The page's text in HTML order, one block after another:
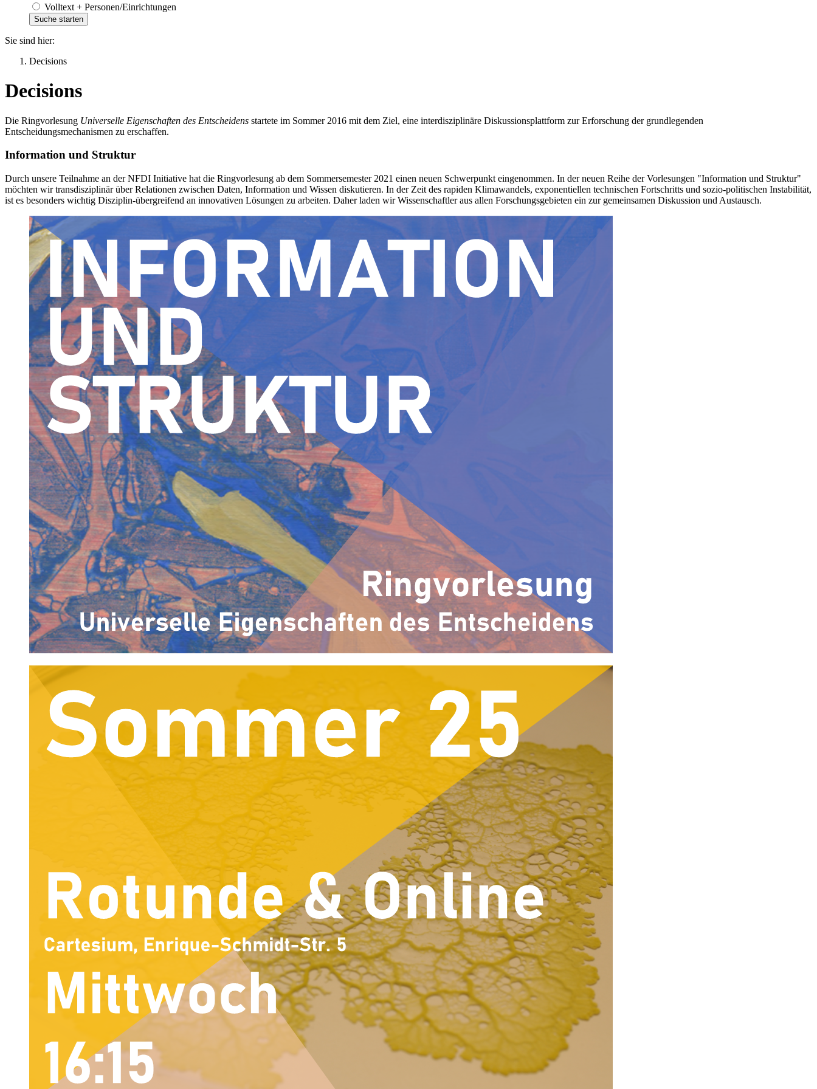
Volltext + Personen/Einrichtungen
Sie sind hier:
Decisions
Decisions
Die Ringvorlesung Universelle Eigenschaften des Entscheidens startete im Sommer 2016 mit dem Ziel, eine interdisziplinäre Diskussionsplattform zur Erforschung der grundlegenden
Entscheidungsmechanismen zu erschaffen.
Information und Struktur
Durch unsere Teilnahme an der NFDI Initiative hat die Ringvorlesung ab dem Sommersemester 2021 einen neuen Schwerpunkt eingenommen. In der neuen Reihe der Vorlesungen "Information und Struktur"
möchten wir transdisziplinär über Relationen zwischen Daten, Information und Wissen diskutieren. In der Zeit des rapiden Klimawandels, exponentiellen technischen Fortschritts und sozio-politischen Instabilität,
ist es besonders wichtig Disziplin-übergreifend an innovativen Lösungen zu arbeiten. Daher laden wir Wissenschaftler aus allen Forschungsgebieten ein zur gemeinsamen Diskussion und Austausch.